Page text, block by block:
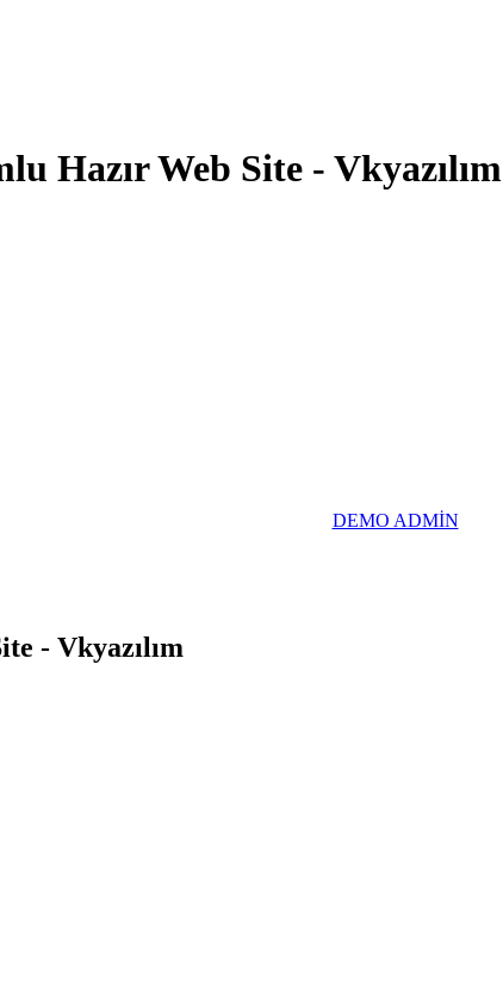
Hazır Web Site - Vkyazılım
DEMO ADMİN
- Vkyazılım